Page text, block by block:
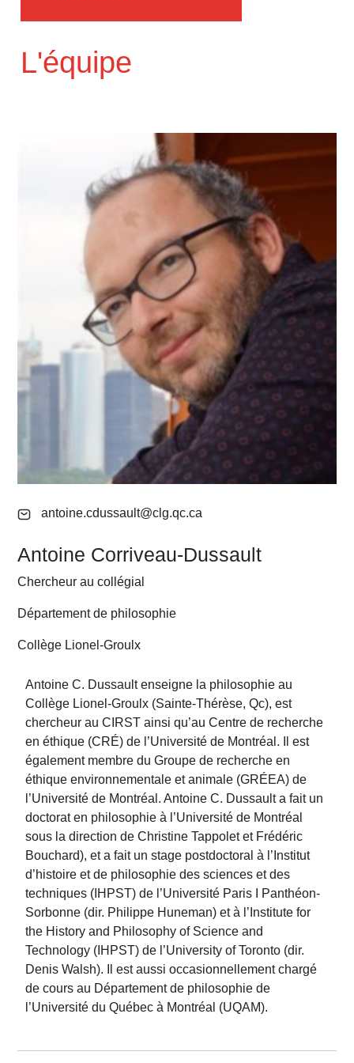
L'équipe
antoine.cdussault@clg.qc.ca
Antoine Corriveau-Dussault
Chercheur au collégial
Département de philosophie
Collège Lionel-Groulx
Antoine C. Dussault enseigne la philosophie au
Collège Lionel-Groulx (Sainte-Thérèse, Qc), est
chercheur au CIRST ainsi qu’au Centre de recherche
en éthique (CRÉ) de l’Université de Montréal. Il est
également membre du Groupe de recherche en
éthique environnementale et animale (GRÉEA) de
l’Université de Montréal. Antoine C. Dussault a fait un
doctorat en philosophie à l’Université de Montréal
sous la direction de Christine Tappolet et Frédéric
Bouchard), et a fait un stage postdoctoral à l’Institut
d’histoire et de philosophie des sciences et des
techniques (IHPST) de l’Université Paris I Panthéon-
Sorbonne (dir. Philippe Huneman) et à l’Institute for
the History and Philosophy of Science and
Technology (IHPST) de l’University of Toronto (dir.
Denis Walsh). Il est aussi occasionnellement chargé
de cours au Département de philosophie de
l’Université du Québec à Montréal (UQAM).